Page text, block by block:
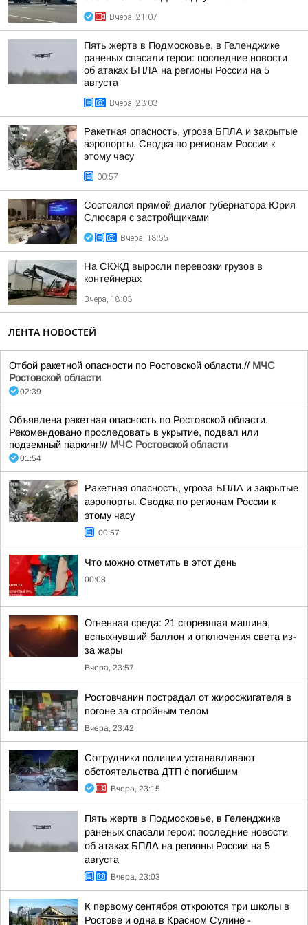
Вчера, 21:07
Пять жертв в Подмосковье, в Геленджике
раненых спасали герои: последние новости
об атаках БПЛА на регионы России на 5
августа
Вчера, 23:03
Ракетная опасность, угроза БПЛА и закрытые
аэропорты. Сводка по регионам России к
этому часу
00:57
Состоялся прямой диалог губернатора Юрия
Слюсаря с застройщиками
Вчера, 18:55
На СКЖД выросли перевозки грузов в
контейнерах
Вчера, 18:03
ЛЕНТА НОВОСТЕЙ
Отбой ракетной опасности по Ростовской области.// МЧС
Ростовской области
02:39
Объявлена ракетная опасность по Ростовской области.
Рекомендовано проследовать в укрытие, подвал или
подземный паркинг!// МЧС Ростовской области
01:54
Ракетная опасность, угроза БПЛА и закрытые
аэропорты. Сводка по регионам России к
этому часу
00:57
Что можно отметить в этот день
00:08
Огненная среда: 21 сгоревшая машина,
вспыхнувший баллон и отключения света из-
за жары
Вчера, 23:57
Ростовчанин пострадал от жиросжигателя в
погоне за стройным телом
Вчера, 23:42
Сотрудники полиции устанавливают
обстоятельства ДТП с погибшим
Вчера, 23:15
Пять жертв в Подмосковье, в Геленджике
раненых спасали герои: последние новости
об атаках БПЛА на регионы России на 5
августа
Вчера, 23:03
К первому сентября откроются три школы в
Ростове и одна в Красном Сулине -